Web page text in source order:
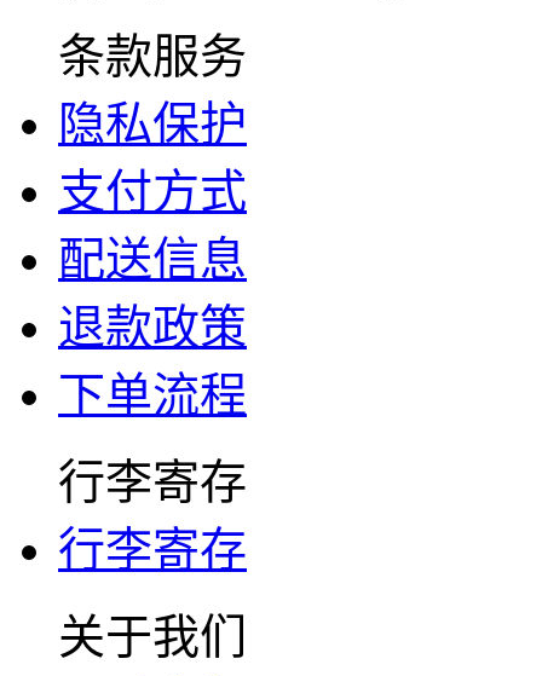
条款服务
隐私保护
支付方式
配送信息
退款政策
下单流程
行李寄存
行李寄存
关于我们